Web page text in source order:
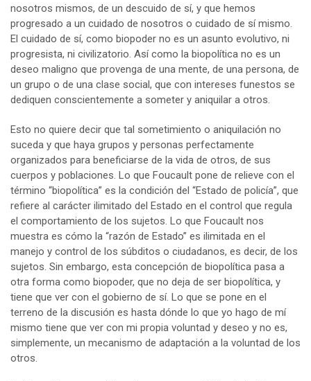
nosotros mismos, de un descuido de sí, y que hemos
progresado a un cuidado de nosotros o cuidado de sí mismo.
El cuidado de sí, como biopoder no es un asunto evolutivo, ni
progresista, ni civilizatorio. Así como la biopolítica no es un
deseo maligno que provenga de una mente, de una persona, de
un grupo o de una clase social, que con intereses funestos se
dediquen conscientemente a someter y aniquilar a otros.
Esto no quiere decir que tal sometimiento o aniquilación no
suceda y que haya grupos y personas perfectamente
organizados para beneficiarse de la vida de otros, de sus
cuerpos y poblaciones. Lo que Foucault pone de relieve con el
término “biopolítica” es la condición del “Estado de policía”, que
refiere al carácter ilimitado del Estado en el control que regula
el comportamiento de los sujetos. Lo que Foucault nos
muestra es cómo la “razón de Estado” es ilimitada en el
manejo y control de los súbditos o ciudadanos, es decir, de los
sujetos. Sin embargo, esta concepción de biopolítica pasa a
otra forma como biopoder, que no deja de ser biopolítica, y
tiene que ver con el gobierno de sí. Lo que se pone en el
terreno de la discusión es hasta dónde lo que yo hago de mí
mismo tiene que ver con mi propia voluntad y deseo y no es,
simplemente, un mecanismo de adaptación a la voluntad de los
otros.